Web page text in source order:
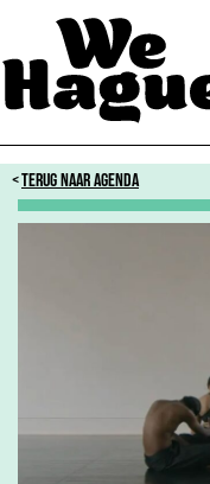
TERUG NAAR AGENDA